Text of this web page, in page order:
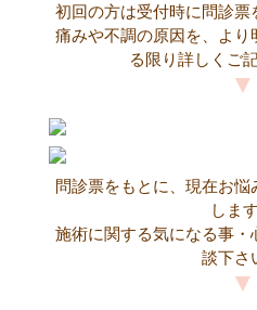
初回の方は受付時に問診票
痛みや不調の原因を、よ
る限り詳しくご
問診票をもとに、現在お
します
施術に関する気になる事
談下さ